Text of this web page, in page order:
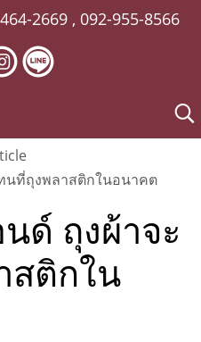
2669 , 092-955-8566
นที่ถุงพลาสติกในอนาคต
ด์ ถุงผ้าจะ
สติกใน